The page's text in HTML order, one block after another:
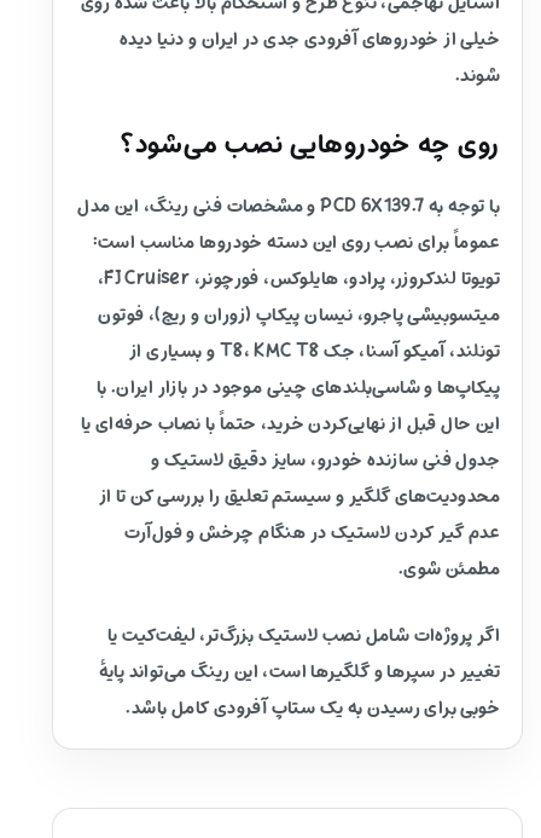
خیلی از خودروهای آفرودی جدی در ایران و دنیا دیده
شوند.
روی چه خودروهایی نصب می‌شود؟
با توجه به PCD 6X139.7 و مشخصات فنی رینگ، این مدل
عموماً برای نصب روی این دسته خودروها مناسب است:
تویوتا لندکروزر، پرادو، هایلوکس، فورچونر، FJ Cruiser،
میتسوبیشی پاجرو، نیسان پیکاپ (زوران و ریچ)، فوتون
تونلند، آمیکو آسنا، جک T8، KMC T8 و بسیاری از
پیکاپ‌ها و شاسی‌بلندهای چینی موجود در بازار ایران. با
این حال قبل از نهایی‌کردن خرید، حتماً با نصاب حرفه‌ای یا
جدول فنی سازنده خودرو، سایز دقیق لاستیک و
محدودیت‌های گلگیر و سیستم تعلیق را بررسی کن تا از
عدم گیر کردن لاستیک در هنگام چرخش و فول‌آرت
مطمئن شوی.
اگر پروژه‌ات شامل نصب لاستیک بزرگ‌تر، لیفت‌کیت یا
تغییر در سپرها و گلگیرها است، این رینگ می‌تواند پایهٔ
خوبی برای رسیدن به یک ستاپ آفرودی کامل باشد.